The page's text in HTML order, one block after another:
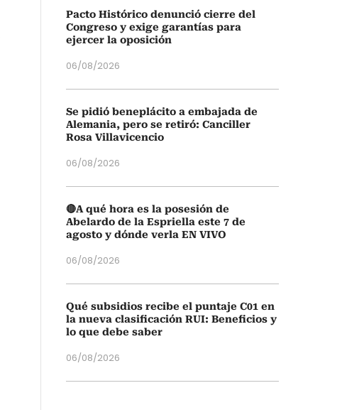
Pacto Histórico denunció cierre del
Congreso y exige garantías para
ejercer la oposición
06/08/2026
Se pidió beneplácito a embajada de
Alemania, pero se retiró: Canciller
Rosa Villavicencio
06/08/2026
🔴A qué hora es la posesión de
Abelardo de la Espriella este 7 de
agosto y dónde verla EN VIVO
06/08/2026
Qué subsidios recibe el puntaje C01 en
la nueva clasificación RUI: Beneficios y
lo que debe saber
06/08/2026